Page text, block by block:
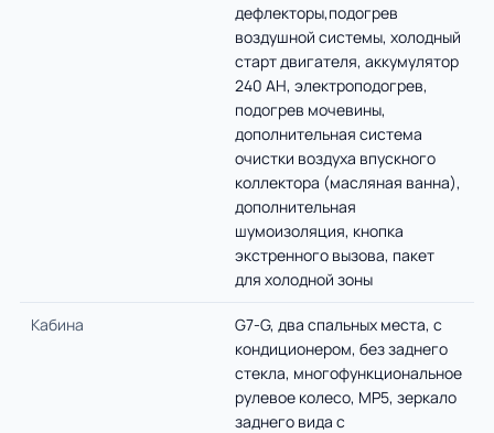
дефлекторы,подогрев
воздушной системы, холодный
старт двигателя, аккумулятор
240 AH, электроподогрев,
подогрев мочевины,
дополнительная система
очистки воздуха впускного
коллектора (масляная ванна),
дополнительная
шумоизоляция, кнопка
экстренного вызова, пакет
для холодной зоны
Кабина
G7-G, два спальных места, с
кондиционером, без заднего
стекла, многофункциональное
рулевое колесо, MP5, зеркало
заднего вида с